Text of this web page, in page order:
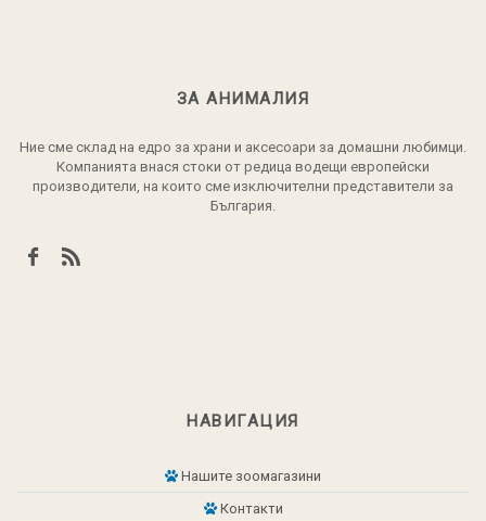
ЗА АНИМАЛИЯ
Ние сме склад на едро за храни и аксесоари за домашни любимци.
Компанията внася стоки от редица водещи европейски
производители, на които сме изключителни представители за
България.
НАВИГАЦИЯ
Нашите зоомагазини
Контакти